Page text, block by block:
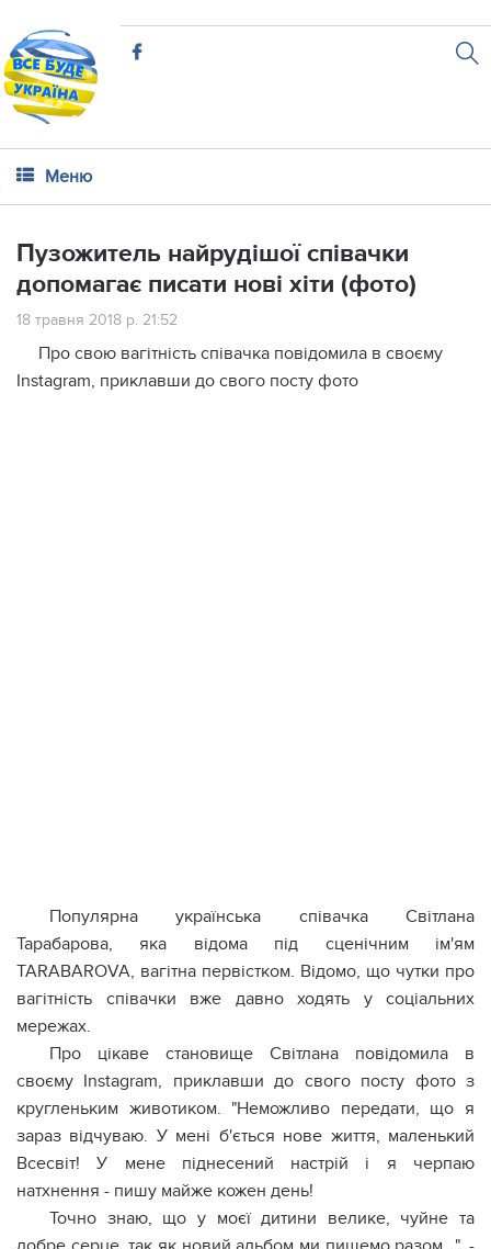
Меню
Пузожитель найрудішої співачки
допомагає писати нові хіти (фото)
18 травня 2018 р. 21:52
Про свою вагітність співачка повідомила в своєму
Instagram, приклавши до свого посту фото
Популярна українська співачка Світлана
Тарабарова, яка відома під сценічним ім'ям
TARABAROVA, вагітна первістком. Відомо, що чутки про
вагітність співачки вже давно ходять у соціальних
мережах.
Про цікаве становище Світлана повідомила в
своєму Instagram, приклавши до свого посту фото з
кругленьким животиком. "Неможливо передати, що я
зараз відчуваю. У мені б'ється нове життя, маленький
Всесвіт! У мене піднесений настрій і я черпаю
натхнення - пишу майже кожен день!
Точно знаю, що у моєї дитини велике, чуйне та